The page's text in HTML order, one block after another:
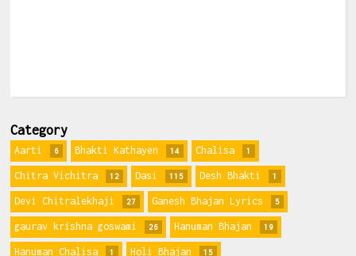
Category
Aarti 6 Bhakti Kathayen 14 Chalisa 1
Chitra Vichitra 12 Dasi 115 Desh Bhakti 1
Devi Chitralekhaji 27 Ganesh Bhajan Lyrics 5
gaurav krishna goswami 26 Hanuman Bhajan 19
Hanuman Chalisa 1 Holi Bhajan 15